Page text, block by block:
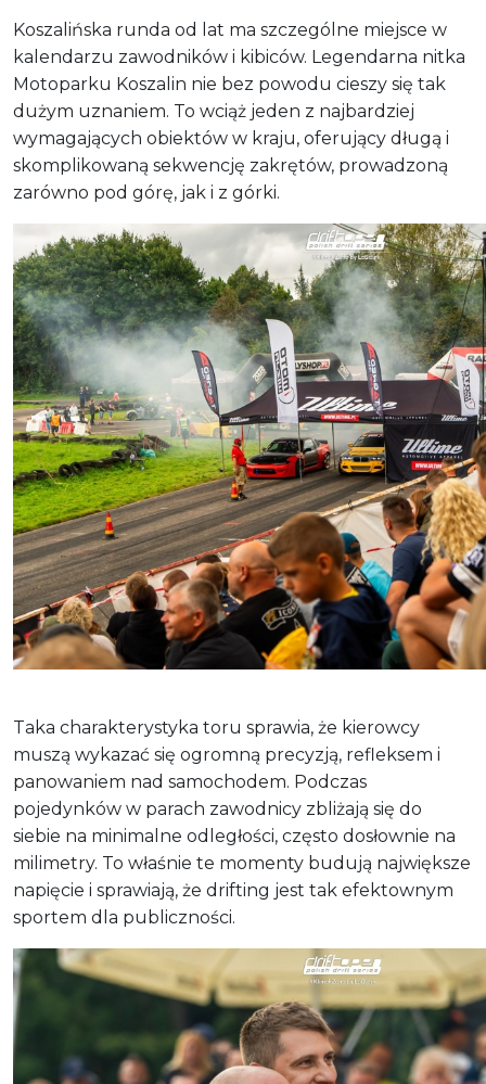
Koszalińska runda od lat ma szczególne miejsce w
kalendarzu zawodników i kibiców. Legendarna nitka
Motoparku Koszalin nie bez powodu cieszy się tak
dużym uznaniem. To wciąż jeden z najbardziej
wymagających obiektów w kraju, oferujący długą i
skomplikowaną sekwencję zakrętów, prowadzoną
zarówno pod górę, jak i z górki.
Taka charakterystyka toru sprawia, że kierowcy
muszą wykazać się ogromną precyzją, refleksem i
panowaniem nad samochodem. Podczas
pojedynków w parach zawodnicy zbliżają się do
siebie na minimalne odległości, często dosłownie na
milimetry. To właśnie te momenty budują największe
napięcie i sprawiają, że drifting jest tak efektownym
sportem dla publiczności.